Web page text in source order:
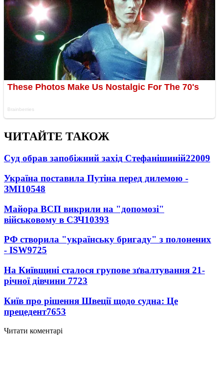
ЧИТАЙТЕ ТАКОЖ
Суд обрав запобіжний захід Стефанішиній22009
Україна поставила Путіна перед дилемою -
ЗМІ10548
Майора ВСП викрили на "допомозі"
військовому в СЗЧ10393
РФ створила "українську бригаду" з полонених
- ISW9725
На Київщині сталося групове зґвалтування 21-
річної дівчини 7723
Київ про рішення Швеції щодо судна: Це
прецедент7653
Читати коментарі